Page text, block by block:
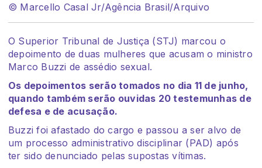
© Marcello Casal Jr/Agência Brasil/Arquivo
O Superior Tribunal de Justiça (STJ) marcou o
depoimento de duas mulheres que acusam o ministro
Marco Buzzi de assédio sexual.
Os depoimentos serão tomados no dia 11 de junho,
quando também serão ouvidas 20 testemunhas de
defesa e de acusação.
Buzzi foi afastado do cargo e passou a ser alvo de
um processo administrativo disciplinar (PAD) após
ter sido denunciado pelas supostas vítimas.